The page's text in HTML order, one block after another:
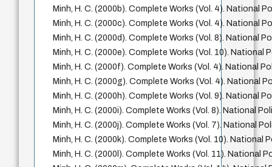
Minh, H. C. (2000b). Complete Works (Vol. 4). National
Minh, H. C. (2000c). Complete Works (Vol. 4). National
Minh, H. C. (2000d). Complete Works (Vol. 8). National
Minh, H. C. (2000e). Complete Works (Vol. 10). National
Minh, H. C. (2000f). Complete Works (Vol. 4). National
Minh, H. C. (2000g). Complete Works (Vol. 4). National
Minh, H. C. (2000h). Complete Works (Vol. 9). National
Minh, H. C. (2000i). Complete Works (Vol. 8). National
Minh, H. C. (2000j). Complete Works (Vol. 7). National
Minh, H. C. (2000k). Complete Works (Vol. 10). National
Minh, H. C. (2000l). Complete Works (Vol. 11). National